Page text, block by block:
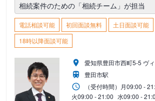
相続案件のための「相続チーム」が担当
電話相談可能 初回面談無料
土日面談可能
18時以降面談可能
愛知県豊田市西町5-5 ヴ
豊田市駅
（受付時間） 月09:00 -
火09:00 - 21:00 水09:00 -